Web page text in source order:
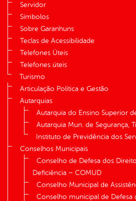
Servidor
Símbolos
Sobre Garanhuns
Teclas de Acessibilidade
Telefones Úteis
Telefones úteis
Turismo
Articulação Política e Gestão
Autarquias
Autarquia do Ensino Superior
Autarquia Mun. de Segurança,
Instituto de Previdência dos
Conselhos Municipais
Conselho de Defesa dos
Deficiência – COMUD
Conselho Municipal de
Conselho municipal de